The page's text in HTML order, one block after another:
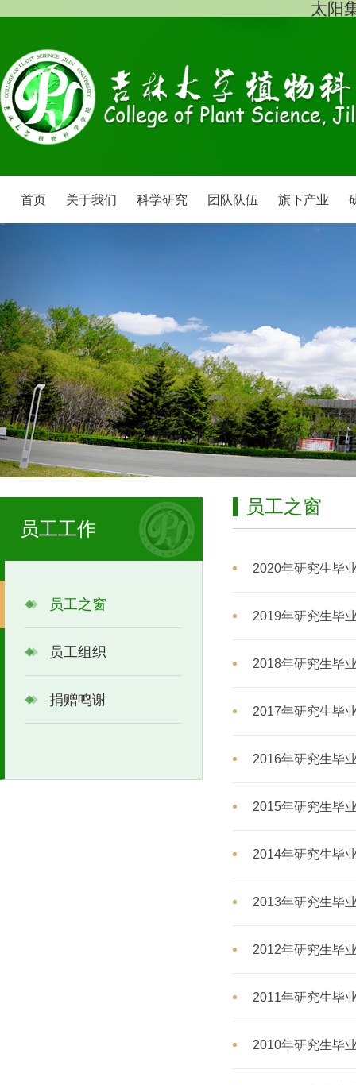
太阳
首页 关于我们 科学研究 团队队伍 旗下产业
员工工作
员工之窗
员工组织
捐赠鸣谢
员工之窗
2020年研究生毕
2019年研究生毕
2018年研究生毕
2017年研究生毕
2016年研究生毕
2015年研究生毕
2014年研究生毕
2013年研究生毕
2012年研究生毕
2011年研究生毕
2010年研究生毕